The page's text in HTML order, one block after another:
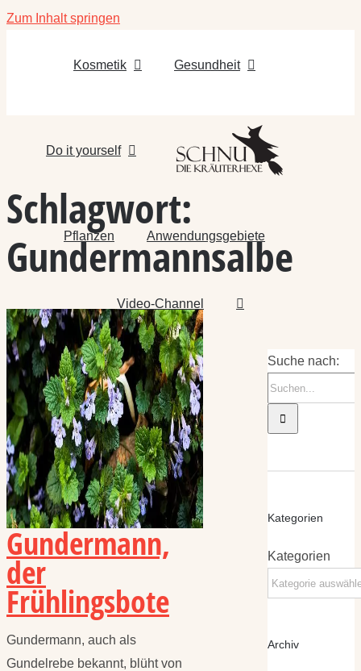
Zum Inhalt springen
Kosmetik Gesundheit
Do it yourself
Pflanzen Anwendungsgebiete
Video-Channel
Schlagwort:
Gundermannsalbe
Gundermann,
der
Frühlingsbote
Gundermann, auch als
Gundelrebe bekannt, blüht von
Suche nach:
Kategorien
Kategorien
Archiv